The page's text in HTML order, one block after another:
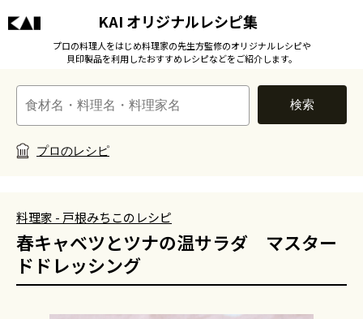
KAI オリジナルレシピ集
プロの料理人をはじめ料理家の先生方監修のオリジナルレシピや
貝印製品を利用したおすすめレシピなどをご紹介します。
検索
プロのレシピ
料理家 - 戸根みちこのレシピ
春キャベツとツナの温サラダ マスター
ドドレッシング